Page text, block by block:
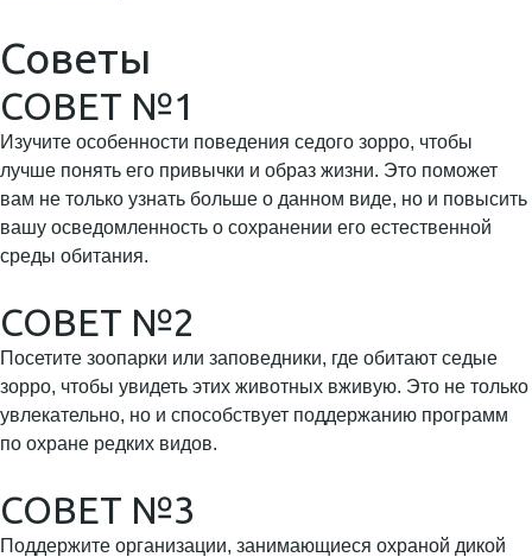
Советы
СОВЕТ №1
Изучите особенности поведения седого зорро, чтобы
лучше понять его привычки и образ жизни. Это поможет
вам не только узнать больше о данном виде, но и повысить
вашу осведомленность о сохранении его естественной
среды обитания.
СОВЕТ №2
Посетите зоопарки или заповедники, где обитают седые
зорро, чтобы увидеть этих животных вживую. Это не только
увлекательно, но и способствует поддержанию программ
по охране редких видов.
СОВЕТ №3
Поддержите организации, занимающиеся охраной дикой